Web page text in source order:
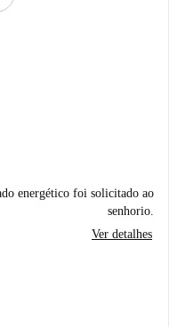
energético foi solicitado ao
senhorio.
Ver detalhes